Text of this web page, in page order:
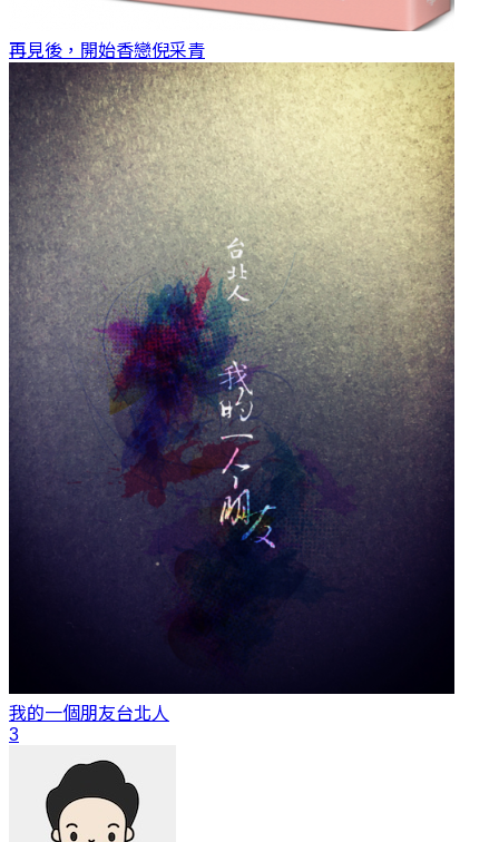
再見後，開始香戀倪采青
我的一個朋友台北人
3